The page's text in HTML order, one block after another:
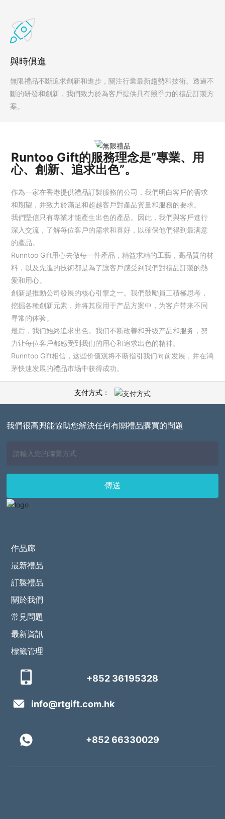
與時俱進
無限禮品不斷追求創新和進步，關注行業最新趨勢和技術。透過不
斷的研發和創新，我們致力於為客戶提供具有競爭力的禮品訂製方
案。
Runtoo Gift的服務理念是“專業、用
心、創新、追求出色”。
作為一家在香港提供禮品訂製服務的公司，我們明白客戶的需求
和期望，并致力於滿足和超越客戶對產品質量和服務的要求。
我們堅信只有專業才能產生出色的產品。因此，我們與客戶進行
深入交流，了解每位客戶的需求和喜好，以確保他們得到最满意
的產品。
Runntoo Gift用心去做每一件產品，精益求精的工藝，高品質的材
料，以及先進的技術都是為了讓客戶感受到我們對禮品訂製的熱
愛和用心。
創新是推動公司發展的核心引擎之一。我們鼓勵員工積極思考，
挖掘各種創新元素，并将其应用于产品方案中，为客户带来不同
寻常的体验。
最后，我们始終追求出色。我们不断改善和升级产品和服务，努
力让每位客戶都感受到我们的用心和追求出色的精神。
Runntoo Gift相信，这些价值观将不断指引我们向前发展，并在鸿
茅快速发展的禮品市场中获得成功。
支付方式：
我們很高興能協助您解決任何有關禮品購買的問題
傳送
作品廊
最新禮品
訂製禮品
關於我們
常見問題
最新資訊
標籤管理
+852 36195328
info@rtgift.com.hk
+852 66330029